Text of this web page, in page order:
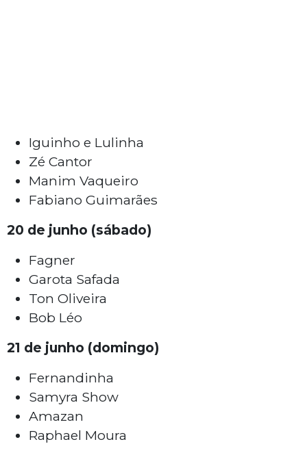
Iguinho e Lulinha
Zé Cantor
Manim Vaqueiro
Fabiano Guimarães
20 de junho (sábado)
Fagner
Garota Safada
Ton Oliveira
Bob Léo
21 de junho (domingo)
Fernandinha
Samyra Show
Amazan
Raphael Moura